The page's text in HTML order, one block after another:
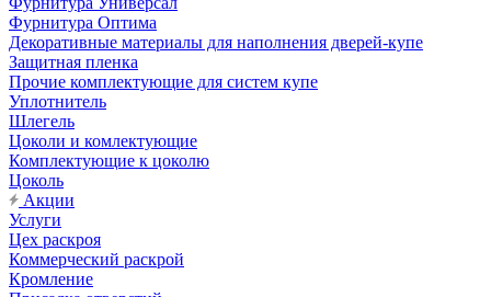
Фурнитура Оптима
Декоративные материалы для наполнения дверей-купе
Защитная пленка
Прочие комплектующие для систем купе
Уплотнитель
Шлегель
Цоколи и комлектующие
Комплектующие к цоколю
Цоколь
Акции
Услуги
Цех раскроя
Коммерческий раскрой
Кромление